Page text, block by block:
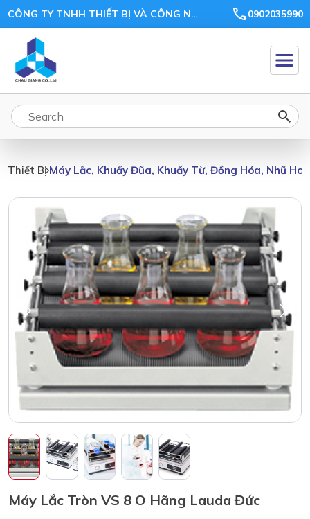
CÔNG TY TNHH THIẾT BỊ VÀ CÔNG NGHỆ CHÂU GIANG 0902035990
Thiết BịMáy Lắc, Khuấy Đũa, Khuấy Từ, Đồng Hóa, Nhũ Hoá
Máy Lắc Tròn VS 8 O Hãng Lauda Đức